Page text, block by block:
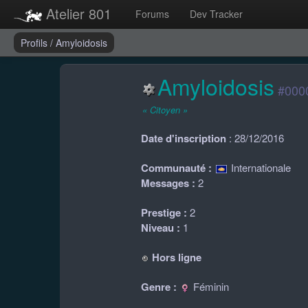
Atelier 801 Forums Dev Tracker
Profils / Amyloidosis
Amyloidosis
« Citoyen »
Date d'inscription : 28/12/2016
Communauté : Internationale
Messages : 2
Prestige : 2
Niveau : 1
Hors ligne
Genre :
Féminin